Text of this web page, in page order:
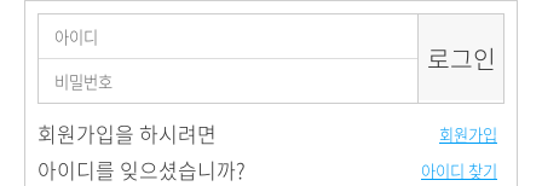
회원가입을 하시려면
아이디를 잊으셨습니까?